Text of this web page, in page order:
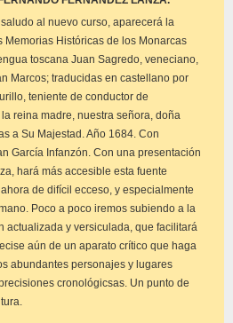
al nuevo curso, aparecerá la
Memorias Históricas de los Monarcas
toscana Juan Sagredo, veneciano,
Marcos; traducidas en castellano por
teniente de conductor de
reina madre, nuestra señora, doña
a Su Majestad. Año 1684. Con
García Infanzón. Con una presentación
hará más accesible esta fuente
de difícil ecceso, y especialmente
Poco a poco iremos subiendo a la
actualizada y versiculada, que facilitará
aún de un aparato crítico que haga
abundantes personajes y lugares
cronológicsas. Un punto de